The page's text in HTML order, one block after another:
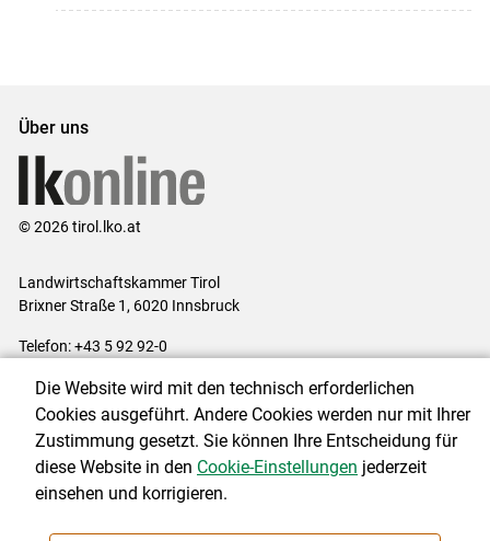
Über uns
© 2026 tirol.lko.at
Landwirtschaftskammer Tirol
Brixner Straße 1, 6020 Innsbruck
Telefon: +43 5 92 92-0
Impressum|Kontakt|Datenschutzerklärung|Barrierefreiheit|
Cookie-Einstellungen
NEWSLETTER
Die Website wird mit den technisch erforderlichen
Cookies ausgeführt. Andere Cookies werden nur mit Ihrer
Zustimmung gesetzt. Sie können Ihre Entscheidung für
diese Website in den Cookie-Einstellungen jederzeit
einsehen und korrigieren.